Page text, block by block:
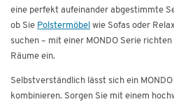
eine perfekt aufeinander abgestimmte
ob Sie Polstermöbel wie Sofas oder
suchen – mit einer MONDO Serie
Räume ein.
Selbstverständlich lässt sich ein MONDO
kombinieren. Sorgen Sie mit einem